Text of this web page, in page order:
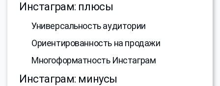
Инстаграм: плюсы
Универсальность аудитории
Ориентированность на продажи
Многоформатность Инстаграм
Инстаграм: минусы